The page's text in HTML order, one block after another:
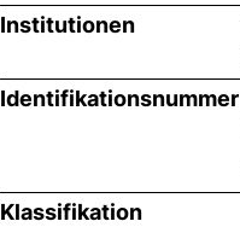
Institutionen
Identifikationsnummer
Klassifikation